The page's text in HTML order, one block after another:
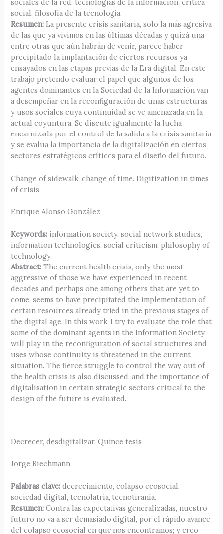
sociales de la red, tecnologías de la información, crítica
social, filosofía de la tecnología.
Resumen: La presente crisis sanitaria, solo la más agresiva
de las que ya vivimos en las últimas décadas y quizá una
entre otras que aún habrán de venir, parece haber
precipitado la implantación de ciertos recursos ya
ensayados en las etapas previas de la Era digital. En este
trabajo pretendo evaluar el papel que algunos de los
agentes dominantes en la Sociedad de la Información van
a desempeñar en la reconfiguración de unas estructuras
y usos sociales cuya continuidad se ve amenazada en la
actual coyuntura. Se discute igualmente la lucha
encarnizada por el control de la salida a la crisis sanitaria
y se evalua la importancia de la digitalización en ciertos
sectores estratégicos críticos para el diseño del futuro.
Change of sidewalk, change of time. Digitization in times
of crisis
Enrique Alonso González
Keywords: information society, social network studies,
information technologies, social criticism, philosophy of
technology.
Abstract: The current health crisis, only the most
aggressive of those we have experienced in recent
decades and perhaps one among others that are yet to
come, seems to have precipitated the implementation of
certain resources already tried in the previous stages of
the digital age. In this work, I try to evaluate the role that
some of the dominant agents in the Information Society
will play in the reconfiguration of social structures and
uses whose continuity is threatened in the current
situation. The fierce struggle to control the way out of
the health crisis is also discussed, and the importance of
digitalisation in certain strategic sectors critical to the
design of the future is evaluated.
Decrecer, desdigitalizar. Quince tesis
Jorge Riechmann
Palabras clave: decrecimiento, colapso ecosocial,
sociedad digital, tecnolatría, tecnotiranía.
Resumen: Contra las expectativas generalizadas, nuestro
futuro no va a ser demasiado digital, por el rápido avance
del colapso ecosocial en que nos encontramos; y creo